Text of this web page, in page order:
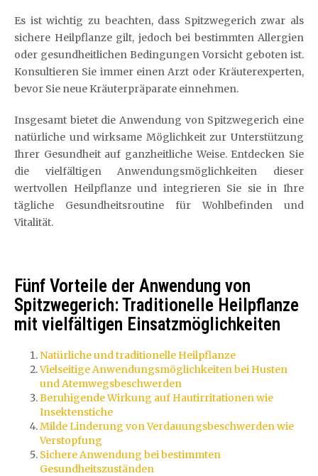
Es ist wichtig zu beachten, dass Spitzwegerich zwar als
sichere Heilpflanze gilt, jedoch bei bestimmten Allergien
oder gesundheitlichen Bedingungen Vorsicht geboten ist.
Konsultieren Sie immer einen Arzt oder Kräuterexperten,
bevor Sie neue Kräuterpräparate einnehmen.
Insgesamt bietet die Anwendung von Spitzwegerich eine
natürliche und wirksame Möglichkeit zur Unterstützung
Ihrer Gesundheit auf ganzheitliche Weise. Entdecken Sie
die vielfältigen Anwendungsmöglichkeiten dieser
wertvollen Heilpflanze und integrieren Sie sie in Ihre
tägliche Gesundheitsroutine für Wohlbefinden und
Vitalität.
Fünf Vorteile der Anwendung von
Spitzwegerich: Traditionelle Heilpflanze
mit vielfältigen Einsatzmöglichkeiten
Natürliche und traditionelle Heilpflanze
Vielseitige Anwendungsmöglichkeiten bei Husten
und Atemwegsbeschwerden
Beruhigende Wirkung auf Hautirritationen wie
Insektenstiche
Milde Linderung von Verdauungsbeschwerden wie
Verstopfung
Sichere Anwendung bei bestimmten
Gesundheitszuständen